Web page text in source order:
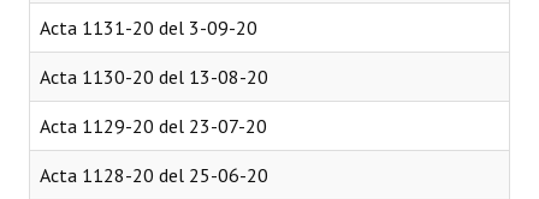
Acta 1131-20 del 3-09-20
Acta 1130-20 del 13-08-20
Acta 1129-20 del 23-07-20
Acta 1128-20 del 25-06-20